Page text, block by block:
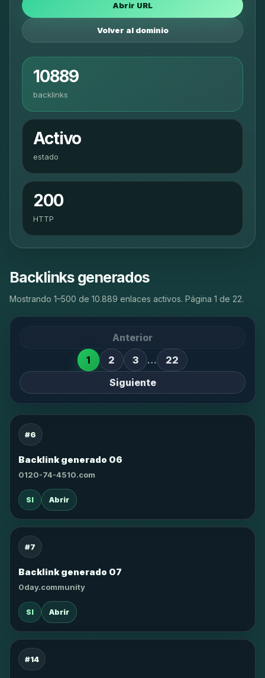
Abrir URL
Volver al dominio
10889
backlinks
Activo
estado
200
HTTP
Backlinks generados
Mostrando 1–500 de 10.889 enlaces activos. Página 1 de 22.
Anterior
1
2 3 …
22
Siguiente
#6
Backlink generado 06
0120-74-4510.com
SI Abrir
#7
Backlink generado 07
0day.community
SI Abrir
#14